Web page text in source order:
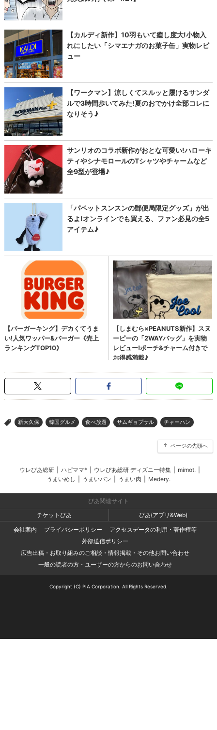
> 新大久保 韓国グルメ 食べ放題 サムギョプサル チャーハン
ページの先頭へ
ウレぴあ総研 ハピママ* ウレぴあ総研 ディズニー特集 mimot.
うまいめし
うまいパン うまい肉 Medery.
ぴあ関連サイト
チケットぴあ
ぴあ(アプリ&Web)
会社案内
プライバシーポリシー
アクセスデータの利用・著作権等
外部送信ポリシー
広告出稿・お取り組みのご相談・情報掲載・その他お問い合わせ
一般の読者の方・ユーザーの方からのお問い合わせ
Copyright (C) PIA Corporation. All Rights Reserved.